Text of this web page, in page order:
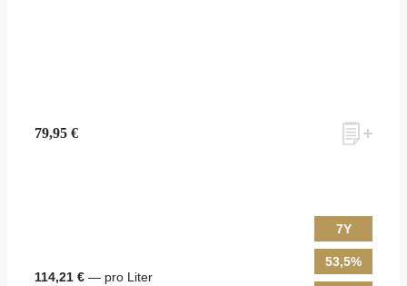
79,95 €
114,21 € — pro Liter
7Y
53,5%